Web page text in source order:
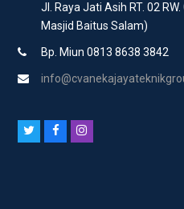
Jl. Raya Jati Asih RT. 02
Masjid Baitus Salam)
Bp. Miun 0813 8638 3842
F